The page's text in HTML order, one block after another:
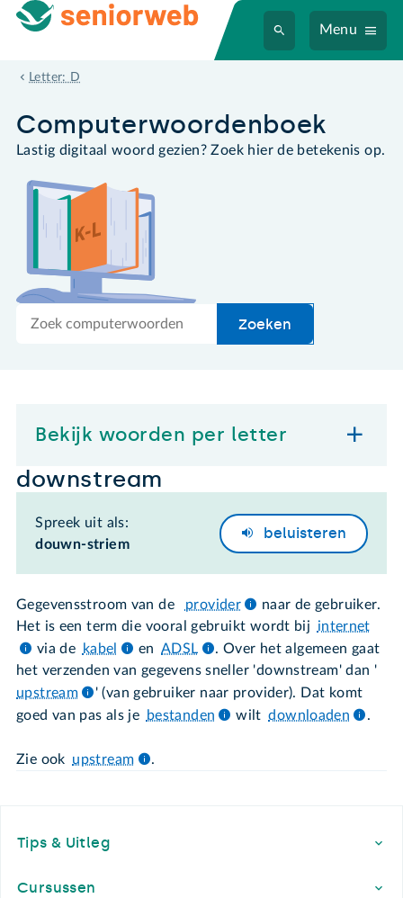
Menu
Letter: D
downstream
Computer­woordenboek
Lastig digitaal woord gezien? Zoek hier de betekenis op.
Zoek
Zoeken
Bekijk woorden per letter
downstream
Spreek uit als:
douwn-striem
beluisteren
Gegevensstroom van de provider
naar de gebruiker.
Het is een term die vooral gebruikt wordt bij
internet
via de
kabel en ADSL
. Over het algemeen gaat
het verzenden van gegevens sneller 'downstream' dan '
upstream
' (van gebruiker naar provider). Dat komt
goed van pas als je
bestanden wilt downloaden .
Zie ook upstream .
Tips & Uitleg
Cursussen